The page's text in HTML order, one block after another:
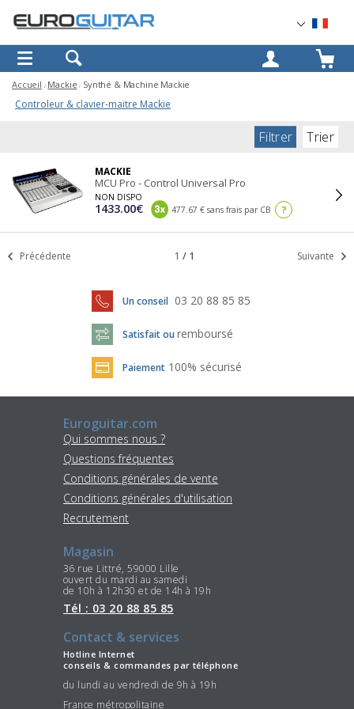
OK
Accueil Mackie Synthé & Machine Mackie
Controleur & clavier-maitre Mackie
Filtrer Trier
MACKIE
MCU Pro - Control Universal Pro
NON DISPO
1433.00€ 477.67 € sans frais par CB ?
Précédente 1 / 1 Suivante
Un conseil 03 20 88 85 85
Satisfait ou remboursé
Paiement 100% sécurisé
Euroguitar.com
Qui sommes nous ?
Questions fréquentes
Conditions générales de vente
Conditions générales d'utilisation
Recrutement
Magasin
36 rue Littré, 59000 Lille
ouvert du mardi au samedi
de 10h à 12h30 et de 14h à 19h
Tél : 03 20 88 85 85
Contact & services
Hotline Internet
conseils & commandes par téléphone
du lundi au vendredi de 9h à 19h
France métropolitaine